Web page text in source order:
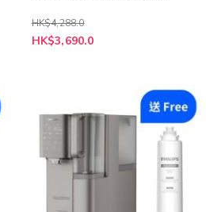
$3388))
HK$4,288.0
HK$3,690.0